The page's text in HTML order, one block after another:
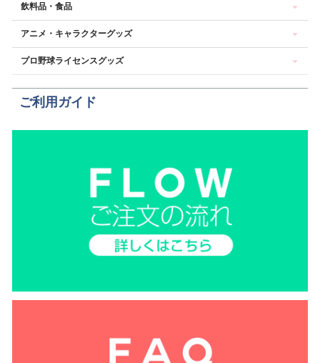
飲料品・食品
アニメ・キャラクターグッズ
プロ野球ライセンスグッズ
ご利用ガイド